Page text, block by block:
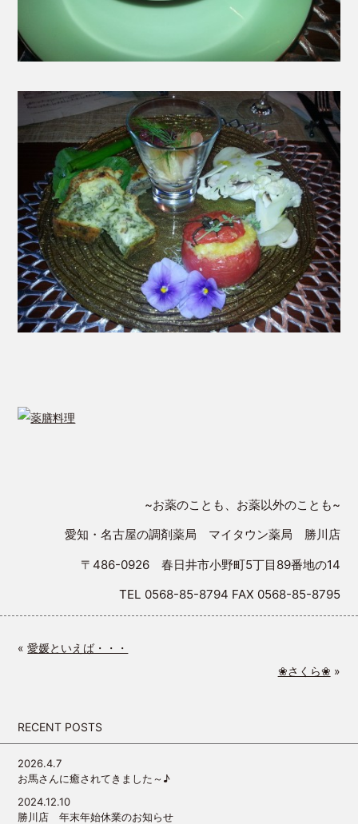
~お薬のことも、お薬以外のことも~
愛知・名古屋の調剤薬局 マイタウン薬局 勝川店
〒486-0926 春日井市小野町5丁目89番地の14
TEL 0568-85-8794 FAX 0568-85-8795
« 愛媛といえば・・・
❀さくら❀ »
RECENT POSTS
2026.4.7
お馬さんに癒されてきました～♪
2024.12.10
勝川店 年末年始休業のお知らせ